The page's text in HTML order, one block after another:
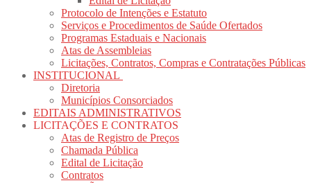
Protocolo de Intenções e Estatuto
Serviços e Procedimentos de Saúde Ofertados
Programas Estaduais e Nacionais
Atas de Assembleias
Licitações, Contratos, Compras e Contratações Públicas
INSTITUCIONAL
Diretoria
Municípios Consorciados
EDITAIS ADMINISTRATIVOS
LICITAÇÕES E CONTRATOS
Atas de Registro de Preços
Chamada Pública
Edital de Licitação
Contratos